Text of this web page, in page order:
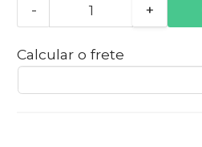
- +
Calcular o frete